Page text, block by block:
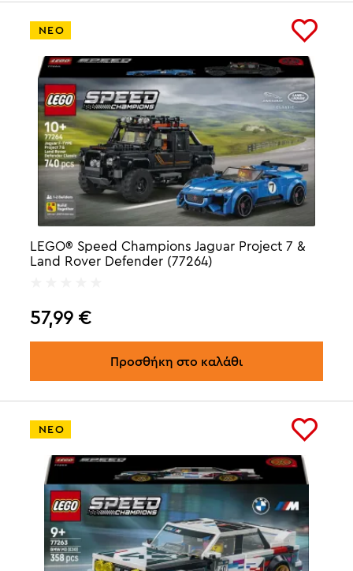
ΝΕΟ
LEGO® Speed Champions Jaguar Project 7 &
Land Rover Defender (77264)
57,99 €
Προσθήκη στο καλάθι
ΝΕΟ